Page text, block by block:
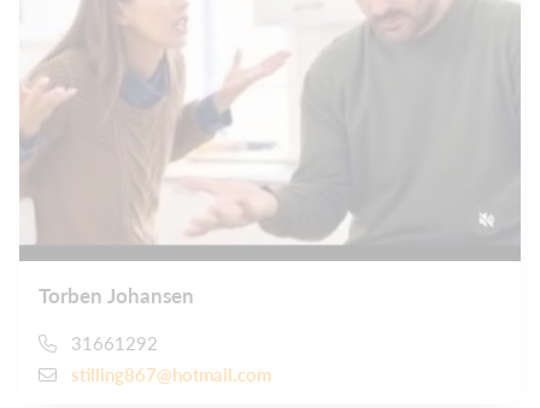
Torben Johansen
31661292
stilling867@hotmail.com